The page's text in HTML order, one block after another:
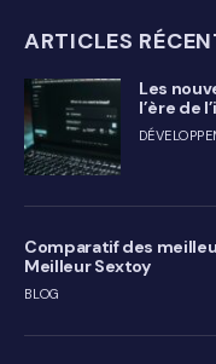
ARTICLES
Les
l’ère de
Comparatif des
Meilleur Sextoy
BLOG